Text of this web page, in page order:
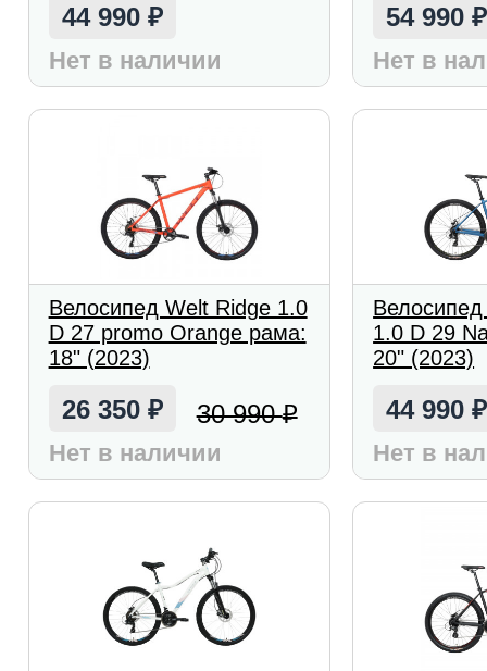
44 990 ₽
Нет в наличии
54 990₽
Нет в
Велосипед Welt Ridge 1.0
D 27 promo Orange рама:
18" (2023)
26 350 ₽ 30 990₽
Нет в наличии
1.0 D 29
20" (2023)
44 990₽
Нет в